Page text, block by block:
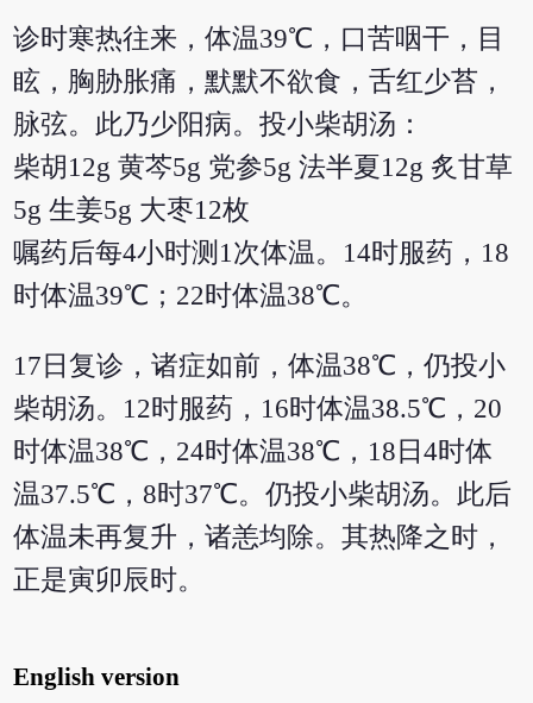
诊时寒热往来，体温39℃，口苦咽干，目
眩，胸胁胀痛，默默不欲食，舌红少苔，
脉弦。此乃少阳病。投小柴胡汤：
柴胡12g 黄芩5g 党参5g 法半夏12g 炙甘草
5g 生姜5g 大枣12枚
嘱药后每4小时测1次体温。14时服药，18
时体温39℃；22时体温38℃。
17日复诊，诸症如前，体温38℃，仍投小
柴胡汤。12时服药，16时体温38.5℃，20
时体温38℃，24时体温38℃，18日4时体
温37.5℃，8时37℃。仍投小柴胡汤。此后
体温未再复升，诸恙均除。其热降之时，
正是寅卯辰时。
English version